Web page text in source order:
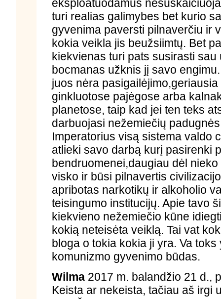
eksploatuodamus
turi realias galimybes bet kurio
gyvenima paversti pilnaverčiu ir
kokia veikla jis beužsiimtų. Bet
kiekvienas turi pats susirasti
bocmanas užknis jį savo
juos nėra
ginkluotose pajėgose arba
planetose, taip kad jei ten teks
darbuojasi nežemiečių
Imperatorius visą sistema valdo
atlieki savo darbą kurį pasirenki
bendruomenei,daugiau dėl
visko ir būsi pilnavertis
apribotas narkotikų ir alkoholio
teisingumo institucijų. Apie tavo
kiekvieno nežemiečio kūne
kokią neteisėta veiklą. Tai vat
bloga o tokia kokia ji yra. Va
komunizmo gyvenimo būdas.
Wilma2017 m. balandžio 21 d.,
Keista ar nekeista, tačiau aš irgi